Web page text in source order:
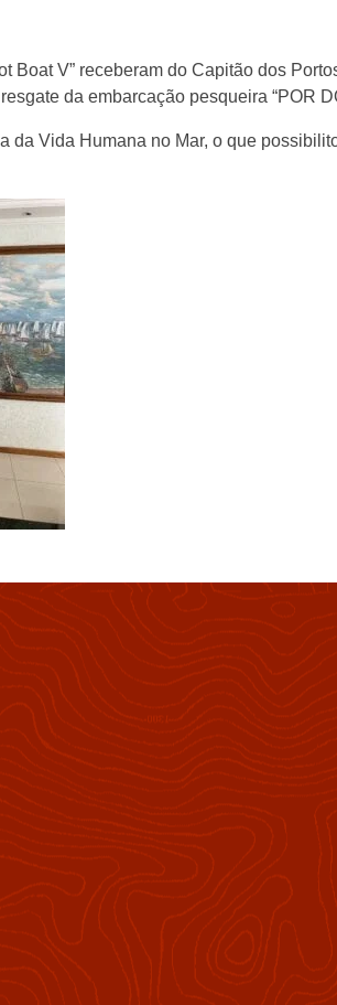
V” receberam do Capitão dos
da embarcação pesqueira “POR
Vida Humana no Mar, o que